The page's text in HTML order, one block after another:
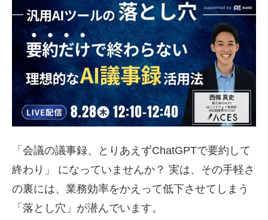
「会議の議事録、とりあえずChatGPTで要約して
終わり」 になっていませんか？ 実は、その手軽さ
の裏には、業務効率をかえって低下させてしまう
「落とし穴」が潜んでいます。